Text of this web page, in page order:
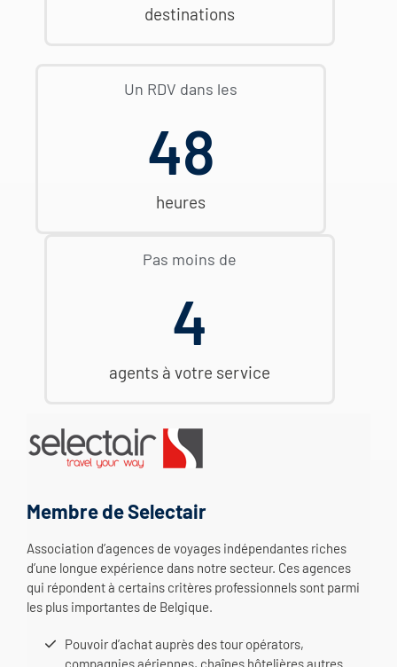
destinations
Un RDV dans les
heures
48
Pas moins de
agents à votre service
4
Membre de Selectair
Association d’agences de voyages indépendantes riches
d’une longue expérience dans notre secteur. Ces agences
qui répondent à certains critères professionnels sont parmi
les plus importantes de Belgique.
Pouvoir d’achat auprès des tour opérators,
compagnies aériennes, chaînes hôtelières autres